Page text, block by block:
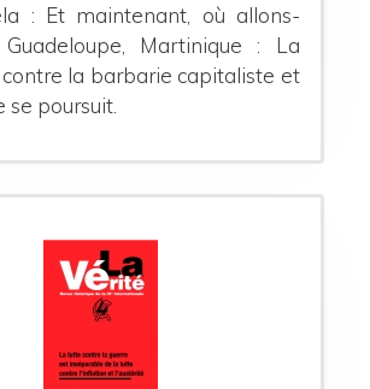
: Et maintenant, où allons-
Martinique : La
la barbarie capitaliste et
se poursuit.